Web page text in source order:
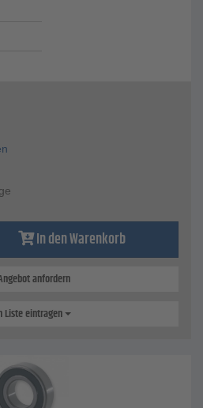
In den Warenkorb
anfordern
eintragen